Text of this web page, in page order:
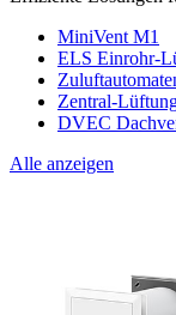
MiniVent M1
ELS Einrohr-
Zentral-
DVEC
Alle anzeigen